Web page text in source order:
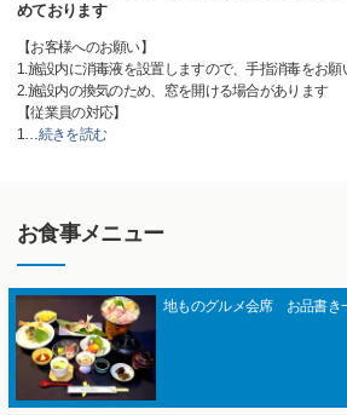
めております
【お客様へのお願い】
1.施設内に消毒液を設置しますので、手指消毒をお願
2.施設内の換気のため、窓を開ける場合があります
【従業員の対応】
1…続きを読む
お食事メニュー
地ものグルメ会席 お品書き